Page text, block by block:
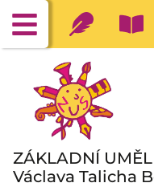
ZÁKLADNÍ
Václava Talicha